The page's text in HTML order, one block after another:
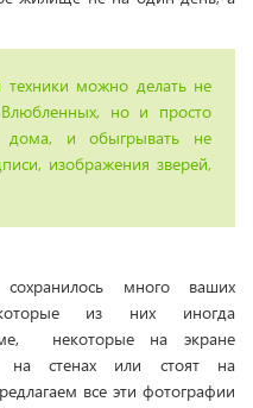
можно делать не
но и просто
дома, и обыгрывать не
изображения зверей,
много ваших
из них иногда
некоторые на экране
на стенах или стоят на
все эти фотографии